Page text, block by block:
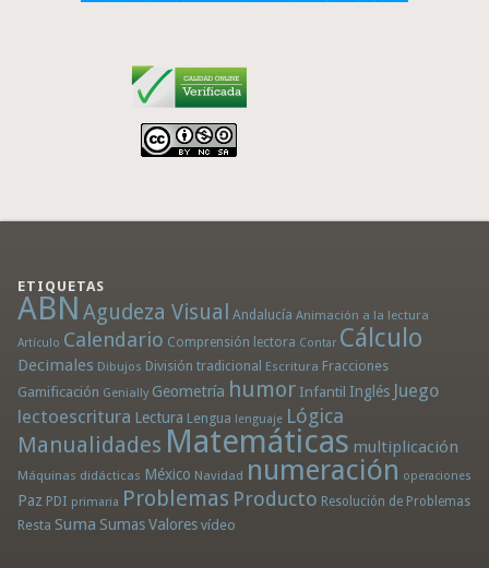
ETIQUETAS
ABN Agudeza Visual Andalucía Animación a la lectura
Artículo Calendario Comprensión lectora Contar Cálculo
Decimales Dibujos División tradicional Escritura Fracciones
Gamificación Genially Geometría humor Infantil Inglés Juego
lectoescritura Lectura Lengua lenguaje Lógica
Manualidades Matemáticas multiplicación
Máquinas didácticas México Navidad numeración operaciones
Paz PDI primaria Problemas Producto Resolución de Problemas
Resta Suma Sumas Valores vídeo